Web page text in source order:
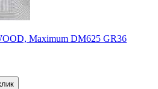
Maximum DM625 GR36